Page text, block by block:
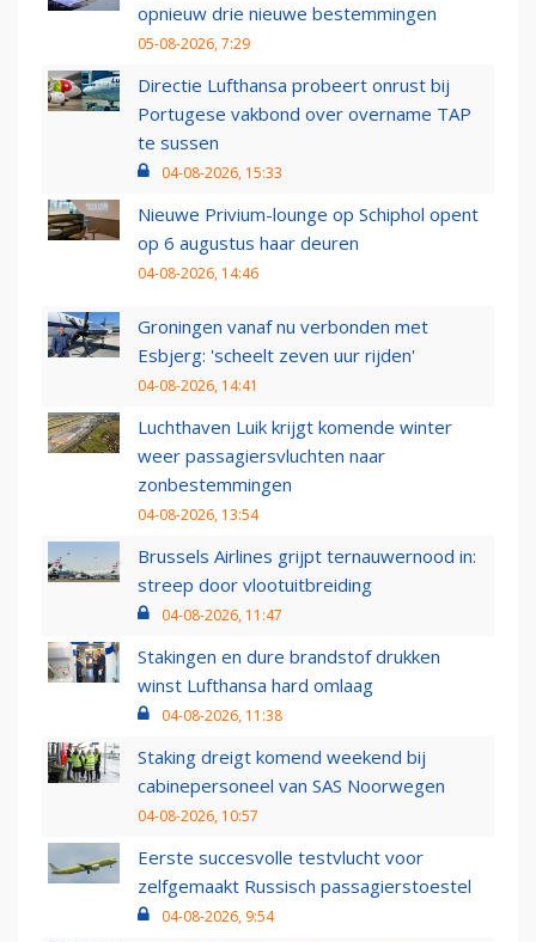
opnieuw drie nieuwe bestemmingen
05-08-2026, 7:29
Directie Lufthansa probeert onrust bij
Portugese vakbond over overname TAP
te sussen
04-08-2026, 15:33
Nieuwe Privium-lounge op Schiphol opent
op 6 augustus haar deuren
04-08-2026, 14:46
Groningen vanaf nu verbonden met
Esbjerg: 'scheelt zeven uur rijden'
04-08-2026, 14:41
Luchthaven Luik krijgt komende winter
weer passagiersvluchten naar
zonbestemmingen
04-08-2026, 13:54
Brussels Airlines grijpt ternauwernood in:
streep door vlootuitbreiding
04-08-2026, 11:47
Stakingen en dure brandstof drukken
winst Lufthansa hard omlaag
04-08-2026, 11:38
Staking dreigt komend weekend bij
cabinepersoneel van SAS Noorwegen
04-08-2026, 10:57
Eerste succesvolle testvlucht voor
zelfgemaakt Russisch passagierstoestel
04-08-2026, 9:54